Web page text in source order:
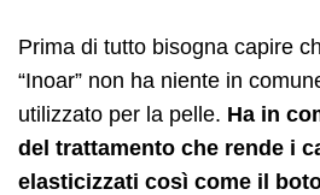
Prima di tutto bisogna capire
“Inoar” non ha niente in
utilizzato per la pelle. Ha in
del trattamento che rende i
elasticizzati così come il